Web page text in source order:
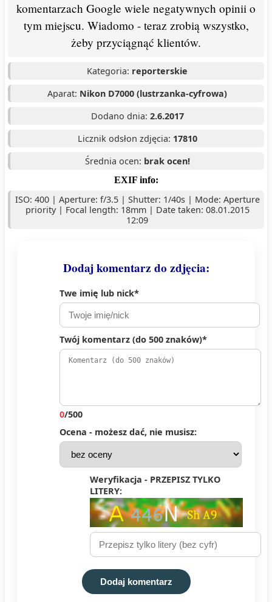
komentarzach Google wiele negatywnych opinii o
tym miejscu. Wiadomo - teraz zrobią wszystko,
żeby przyciągnąć klientów.
Kategoria: reporterskie
Aparat: Nikon D7000 (lustrzanka-cyfrowa)
Dodano dnia: 2.6.2017
Licznik odsłon zdjęcia: 17810
Średnia ocen: brak ocen!
EXIF info:
ISO: 400 | Aperture: f/3.5 | Shutter: 1/40s | Mode: Aperture
priority | Focal length: 18mm | Date taken: 08.01.2015
12:09
Dodaj komentarz do zdjęcia:
Twe imię lub nick*
Twój komentarz (do 500 znaków)*
0/500
Ocena - możesz dać, nie musisz:
Weryfikacja - PRZEPISZ TYLKO
LITERY:
Dodaj komentarz